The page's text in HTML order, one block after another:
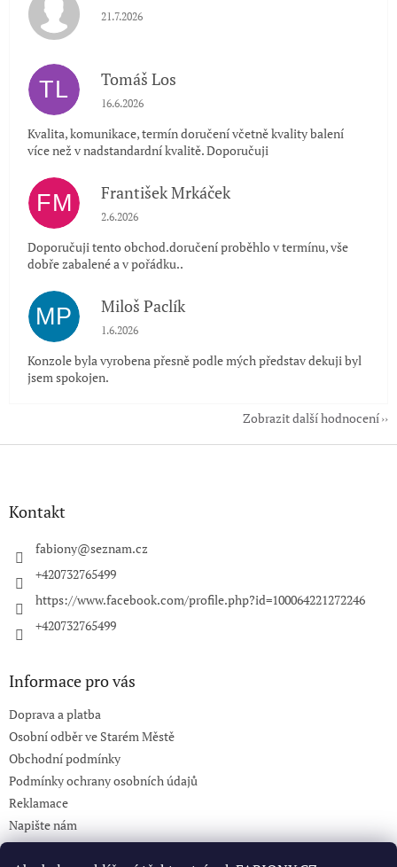
Hodnocení obchodu je 5 z 5 hvězdiček.
21.7.2026
TL Tomáš Los
Hodnocení obchodu je 5 z 5 hvězdiček.
16.6.2026
Kvalita, komunikace, termín doručení včetně kvality balení
více než v nadstandardní kvalitě. Doporučuji
FM František Mrkáček
Hodnocení obchodu je 5 z 5 hvězdiček.
2.6.2026
Doporučuji tento obchod.doručení proběhlo v termínu, vše
dobře zabalené a v pořádku..
MP Miloš Paclík
Hodnocení obchodu je 5 z 5 hvězdiček.
1.6.2026
Konzole byla vyrobena přesně podle mých představ dekuji byl
jsem spokojen.
Zobrazit další hodnocení
Z
Kontakt
fabiony@seznam.cz
+420732765499
https://www.facebook.com/profile.php?id=100064221272246
+420732765499
Informace pro vás
Doprava a platba
Osobní odběr ve Starém Městě
Obchodní podmínky
Podmínky ochrany osobních údajů
Reklamace
Napište nám
KONTAKT 732765499